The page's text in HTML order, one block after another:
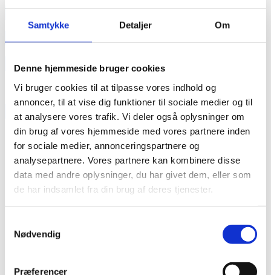
Samtykke Detaljer Om
Denne hjemmeside bruger cookies
Vi bruger cookies til at tilpasse vores indhold og
annoncer, til at vise dig funktioner til sociale medier og til
at analysere vores trafik. Vi deler også oplysninger om
din brug af vores hjemmeside med vores partnere inden
for sociale medier, annonceringspartnere og
analysepartnere. Vores partnere kan kombinere disse
data med andre oplysninger, du har givet dem, eller som
de har indsamlet fra din brug af deres tjenester.
Nødvendig
Præferencer
annonce
annonce
Like us
RAINBOW BUSINESS DENMARK